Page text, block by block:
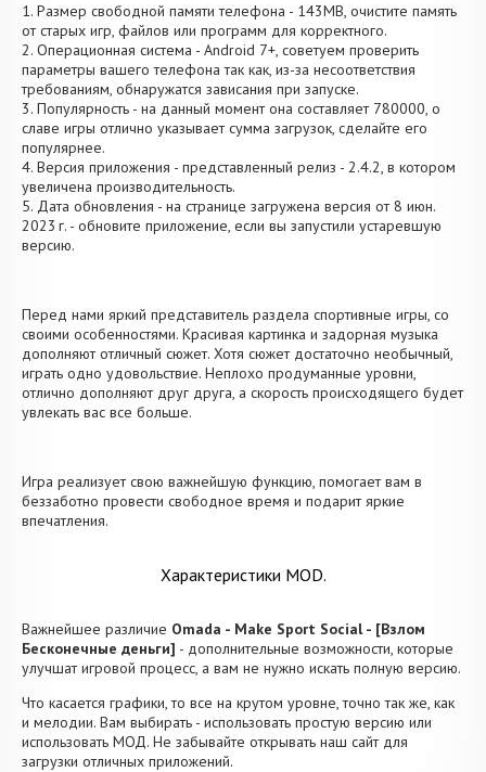
1. Размер свободной памяти телефона - 143MB, очистите память
от старых игр, файлов или программ для корректного.
2. Операционная система - Android 7+, советуем проверить
параметры вашего телефона так как, из-за несоответствия
требованиям, обнаружатся зависания при запуске.
3. Популярность - на данный момент она составляет 780000, о
cлаве игры отлично указывает сумма загрузок, сделайте его
популярнее.
4. Версия приложения - представленный релиз - 2.4.2, в котором
увеличена производительность.
5. Дата обновления - на странице загружена версия от 8 июн.
2023 г. - обновите приложение, если вы запустили устаревшую
версию.
Перед нами яркий представитель раздела спортивные игры, со
своими особенностями. Красивая картинка и задорная музыка
дополняют отличный сюжет. Хотя сюжет достаточно необычный,
играть одно удовольствие. Неплохо продуманные уровни,
отлично дополняют друг друга, а скорость происходящего будет
увлекать вас все больше.
Игра реализует свою важнейшую функцию, помогает вам в
беззаботно провести свободное время и подарит яркие
впечатления.
Характеристики MOD.
Важнейшее различие Omada - Make Sport Social - [Взлом
Бесконечные деньги] - дополнительные возможности, которые
улучшат игровой процесс, а вам не нужно искать полную версию.
Что касается графики, то все на крутом уровне, точно так же, как
и мелодии. Вам выбирать - использовать простую версию или
использовать МОД. Не забывайте открывать наш сайт для
загрузки отличных приложений.